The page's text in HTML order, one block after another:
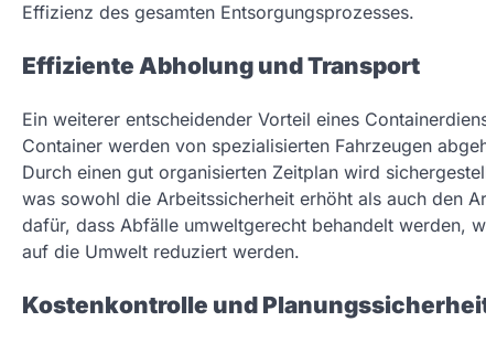
Effizienz des gesamten Entsorgungsprozesses.
Effiziente Abholung und Transport
Ein weiterer entscheidender Vorteil eines
Container werden von spezialisierten Fahrzeugen
Durch einen gut organisierten Zeitplan wird
was sowohl die Arbeitssicherheit erhöht als auch den
dafür, dass Abfälle umweltgerecht behandelt werden,
auf die Umwelt reduziert werden.
Kostenkontrolle und